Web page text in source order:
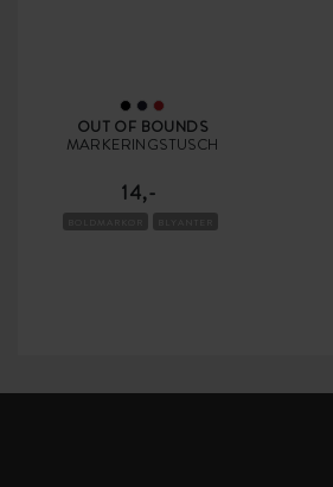
OUT OF BOUNDS
MARKERINGSTUSCH
14,-